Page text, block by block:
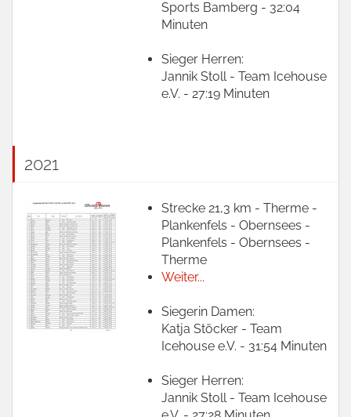
Sports Bamberg - 32:04
Minuten
Sieger Herren:
Jannik Stoll - Team Icehouse
e.V. - 27:19 Minuten
2021
Strecke 21,3 km - Therme -
Plankenfels - Obernsees -
Plankenfels - Obernsees -
Therme
Weiter...
Siegerin Damen:
Katja Stöcker - Team
Icehouse e.V. - 31:54 Minuten
Sieger Herren:
Jannik Stoll - Team Icehouse